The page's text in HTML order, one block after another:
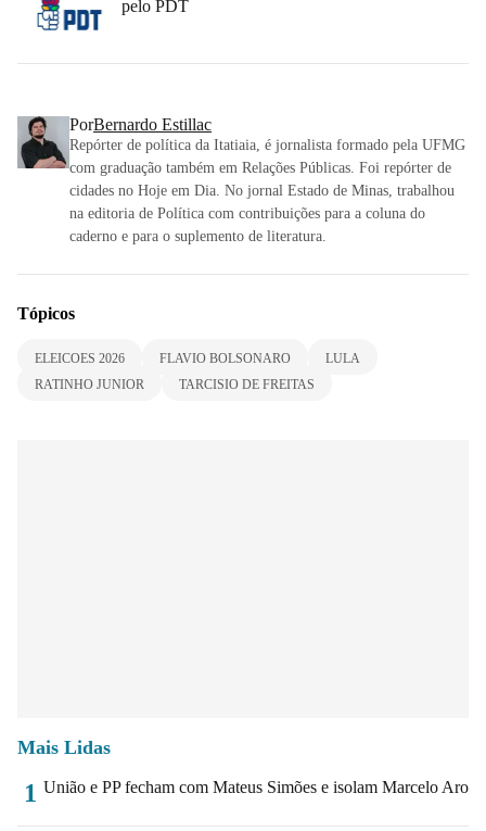
pelo PDT
PorBernardo Estillac
Repórter de política da Itatiaia, é jornalista formado pela UFMG
com graduação também em Relações Públicas. Foi repórter de
cidades no Hoje em Dia. No jornal Estado de Minas, trabalhou
na editoria de Política com contribuições para a coluna do
caderno e para o suplemento de literatura.
Tópicos
ELEICOES 2026 FLAVIO BOLSONARO
LULA
RATINHO JUNIOR
TARCISIO DE FREITAS
Mais Lidas
1 União e PP fecham com Mateus Simões e isolam Marcelo Aro